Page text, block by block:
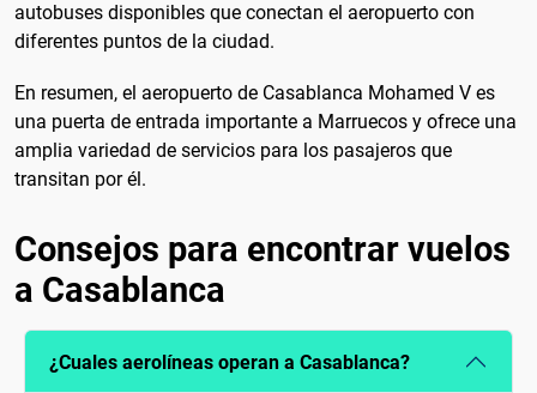
autobuses disponibles que conectan el aeropuerto con
diferentes puntos de la ciudad.
En resumen, el aeropuerto de Casablanca Mohamed V es
una puerta de entrada importante a Marruecos y ofrece una
amplia variedad de servicios para los pasajeros que
transitan por él.
Consejos para encontrar vuelos
a Casablanca
¿Cuales aerolíneas operan a Casablanca?